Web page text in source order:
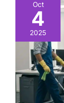
Oct
4
2025